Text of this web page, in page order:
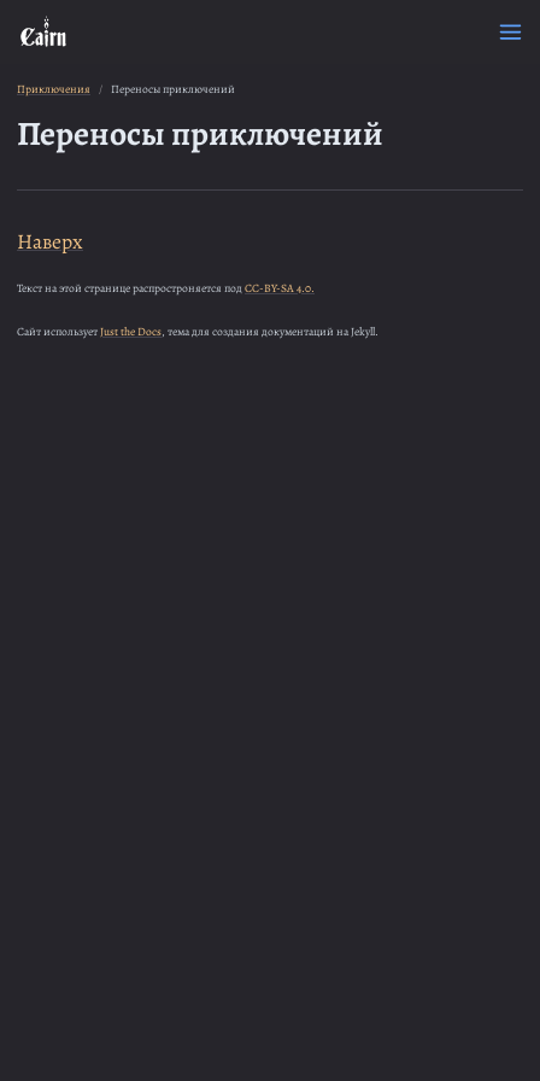
Приключения Переносы приключений
Переносы приключений
Наверх
Текст на этой странице распростроняется под CC-BY-SA 4.0.
Сайт используетJust the Docs, тема для создания документаций на Jekyll.